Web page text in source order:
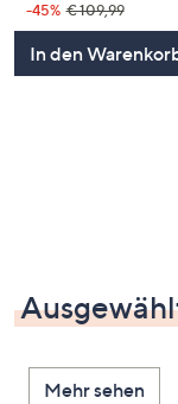
-45% € 109,99
In den
Mehr sehen